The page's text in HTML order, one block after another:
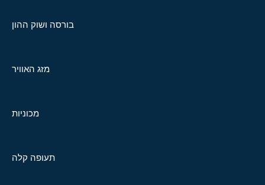
בורסה ושוק ההון
מזג האוויר
מכוניות
תעופה קלה